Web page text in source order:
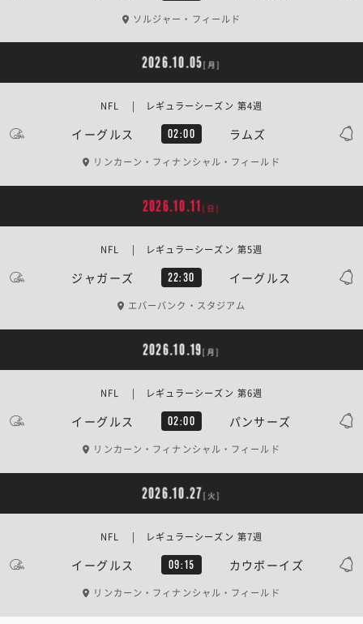
ソルジャー・フィールド
2026.10.05[月]
イーグルス 02:00 ラムズ
NFL | レギュラーシーズン 第4週
リンカーン・フィナンシャル・フィールド
2026.10.11 [日]
ジャガーズ 22:30 イーグルス
NFL | レギュラーシーズン 第5週
エバーバンク・スタジアム
2026.10.19[月]
イーグルス 02:00 パンサーズ
NFL | レギュラーシーズン 第6週
リンカーン・フィナンシャル・フィールド
2026.10.27[火]
イーグルス 09:15 カウボーイズ
NFL | レギュラーシーズン 第7週
リンカーン・フィナンシャル・フィールド